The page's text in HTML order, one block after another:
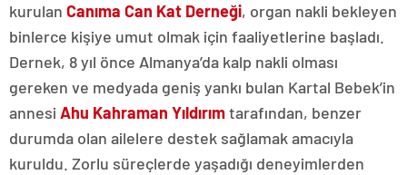
kurulan Canıma Can Kat Derneği, organ nakli bekleyen
binlerce kişiye umut olmak için faaliyetlerine başladı.
Dernek, 8 yıl önce Almanya’da kalp nakli olması
gereken ve medyada geniş yankı bulan Kartal Bebek’in
annesi Ahu Kahraman Yıldırımtarafından, benzer
durumda olan ailelere destek sağlamak amacıyla
kuruldu. Zorlu süreçlerde yaşadığı deneyimlerden